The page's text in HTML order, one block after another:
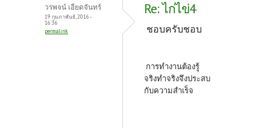
วรพจน์ เอียดจันทร์
19 กุมภาพันธ์, 2016 -
16:36
permalink
Re: ไก่ไข่4
ชอบครับชอบ
การทำงานต้องรู้
จริงทำจริงจึงประสบ
กับความสำเร็จ